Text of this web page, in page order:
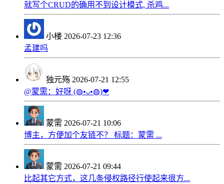
就写个CRUD的确用不到设计模式, 杀鸡...
小楼 2026-07-23 12:36
孟建吗
独元殇 2026-07-21 12:55
@蒙需：好呀 (◍•ᴗ•◍)❤
蒙需 2026-07-21 10:06
博主，方便加个友链不？ 标题：蒙需 ...
蒙需 2026-07-21 09:44
比起其它方式，这几条侵权路径行使起来很方...